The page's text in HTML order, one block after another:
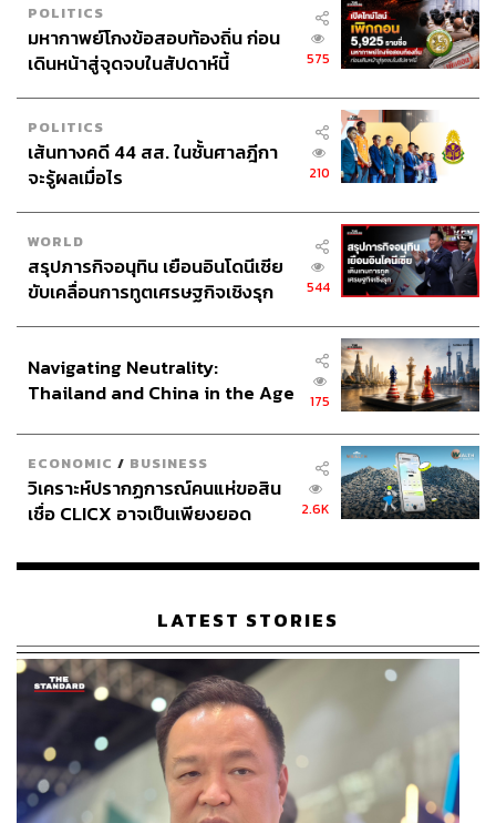
POLITICS
มหากาพย์โกงข้อสอบท้องถิ่น ก่อน
เดินหน้าสู่จุดจบในสัปดาห์นี้
575
POLITICS
เส้นทางคดี 44 สส. ในชั้นศาลฎีกา
จะรู้ผลเมื่อไร
210
WORLD
สรุปภารกิจอนุทิน เยือนอินโดนีเซีย
ขับเคลื่อนการทูตเศรษฐกิจเชิงรุก
544
Navigating Neutrality:
Thailand and China in the Age
175
ECONOMIC / BUSINESS
วิเคราะห์ปรากฏการณ์คนแห่ขอสิน
เชื่อ CLICX อาจเป็นเพียงยอด
เรือนไทยที่ถูกซุกไว้
2.6K
LATEST STORIES